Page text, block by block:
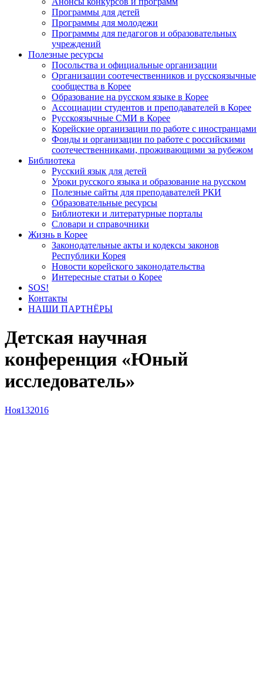
Программы для детей
Программы для молодежи
Программы для педагогов и образовательных
учреждений
Полезные ресурсы
Посольства и официальные организации
Организации соотечественников и русскоязычные
сообщества в Корее
Образование на русском языке в Корее
Ассоциации студентов и преподавателей в Корее
Русскоязычные СМИ в Корее
Корейские организации по работе с иностранцами
Фонды и организации по работе с российскими
соотечественниками, проживающими за рубежом
Библиотека
Русский язык для детей
Уроки русского языка и образование на русском
Полезные сайты для преподавателей РКИ
Образовательные ресурсы
Библиотеки и литературные порталы
Словари и справочники
Жизнь в Корее
Законодательные акты и кодексы законов
Республики Корея
Новости корейского законодательства
Интересные статьи о Корее
SOS!
Контакты
НАШИ ПАРТНЁРЫ
Детская научная
конференция «Юный
исследователь»
Ноя132016